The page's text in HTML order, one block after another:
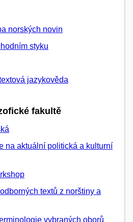
norských novin
styku
jazykověda
fakultě
na aktuální politická a kulturní
textů z norštiny a
vybraných oborů